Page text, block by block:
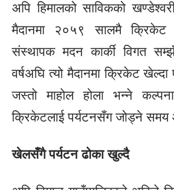
अपि हिमालको साविकको
मैदानमा २०५९ सालमै क्रिकेट
संस्थापक मदन कार्की विगत
वर्षअघि त्यो मैदानमा क्रिकेट
जस्तो माहोल होला भन्ने
क्रिकेटलाई पर्यटनसँग जोड्ने
खेलसँगै पर्यटन ढोका खुल्दै